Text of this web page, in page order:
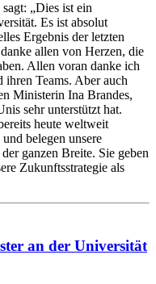
„Dies ist ein
Es ist absolut
Ergebnis der letzten
allen von Herzen, die
Allen voran danke ich
ihren Teams. Aber auch
Ministerin Ina Brandes,
sehr unterstützt hat.
heute weltweit
belegen unsere
ganzen Breite. Sie geben
Zukunftsstrategie als
an der Universität